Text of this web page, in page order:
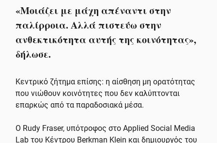
«Μοιάζει με μάχη απέναντι στην
παλίρροια. Αλλά πιστεύω στην
ανθεκτικότητα αυτής της κοινότητας»,
δήλωσε.
Κεντρικό ζήτημα επίσης: η αίσθηση μη ορατότητας
που νιώθουν κοινότητες που δεν καλύπτονται
επαρκώς από τα παραδοσιακά μέσα.
Ο Rudy Fraser, υπότροφος στο Applied Social Media
Lab του Κέντρου Berkman Klein και δημιουργός του